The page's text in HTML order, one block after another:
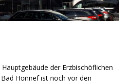
der Erzbischöflichen
Honnef ist noch vor den